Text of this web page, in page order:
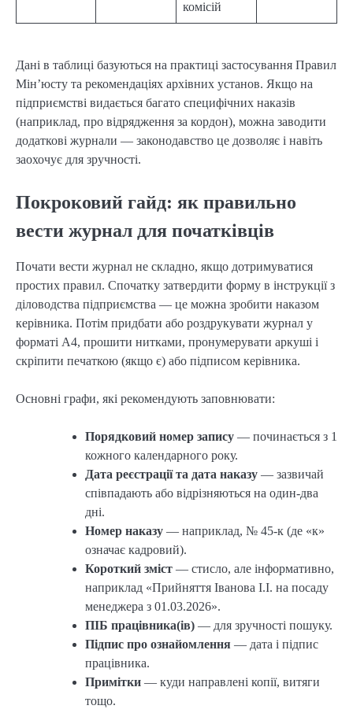
комісій
Дані в таблиці базуються на практиці застосування Правил
Мін’юсту та рекомендаціях архівних установ. Якщо на
підприємстві видається багато специфічних наказів
(наприклад, про відрядження за кордон), можна заводити
додаткові журнали — законодавство це дозволяє і навіть
заохочує для зручності.
Покроковий гайд: як правильно
вести журнал для початківців
Почати вести журнал не складно, якщо дотримуватися
простих правил. Спочатку затвердити форму в інструкції з
діловодства підприємства — це можна зробити наказом
керівника. Потім придбати або роздрукувати журнал у
форматі А4, прошити нитками, пронумерувати аркуші і
скріпити печаткою (якщо є) або підписом керівника.
Основні графи, які рекомендують заповнювати:
Порядковий номер запису — починається з 1
кожного календарного року.
Дата реєстрації та дата наказу — зазвичай
співпадають або відрізняються на один-два
дні.
Номер наказу — наприклад, № 45-к (де «к»
означає кадровий).
Короткий зміст — стисло, але інформативно,
наприклад «Прийняття Іванова І.І. на посаду
менеджера з 01.03.2026».
ПІБ працівника(ів) — для зручності пошуку.
Підпис про ознайомлення — дата і підпис
працівника.
Примітки — куди направлені копії, витяги
тощо.